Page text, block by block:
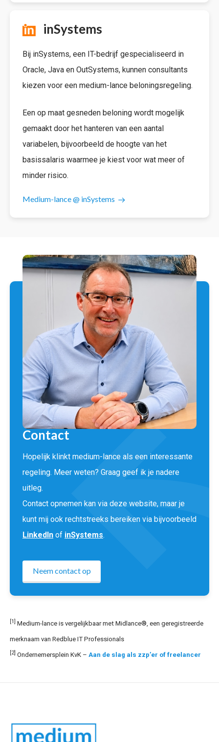
inSystems
Bij inSystems, een IT-bedrijf gespecialiseerd in
Oracle, Java en OutSystems, kunnen consultants
kiezen voor een medium-lance beloningsregeling.
Een op maat gesneden beloning wordt mogelijk
gemaakt door het hanteren van een aantal
variabelen, bijvoorbeeld de hoogte van het
basissalaris waarmee je kiest voor wat meer of
minder risico.
Medium-lance @ inSystems
Contact
Hopelijk klinkt medium-lance als een interessante
regeling. Meer weten? Graag geef ik je nadere
uitleg.
Contact opnemen kan via deze website, maar je
kunt mij ook rechtstreeks bereiken via bijvoorbeeld
LinkedIn of inSystems.
Neem contact op
[1] Medium-lance is vergelijkbaar met Midlance®, een geregistreerde
merknaam van Redblue IT Professionals
[2] Ondernemersplein KvK – Aan de slag als zzp’er of freelancer